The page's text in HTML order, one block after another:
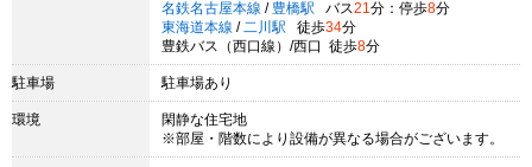
名鉄名古屋本線 / 豊橋駅 バス21 分：停歩8分
東海道本線 / 二川駅 徒歩34分
豊鉄バス（西口線）/西口 徒歩8分
駐車場 駐車場あり
環境
閑静な住宅地
※部屋・階数により設備が異なる場合がございます。